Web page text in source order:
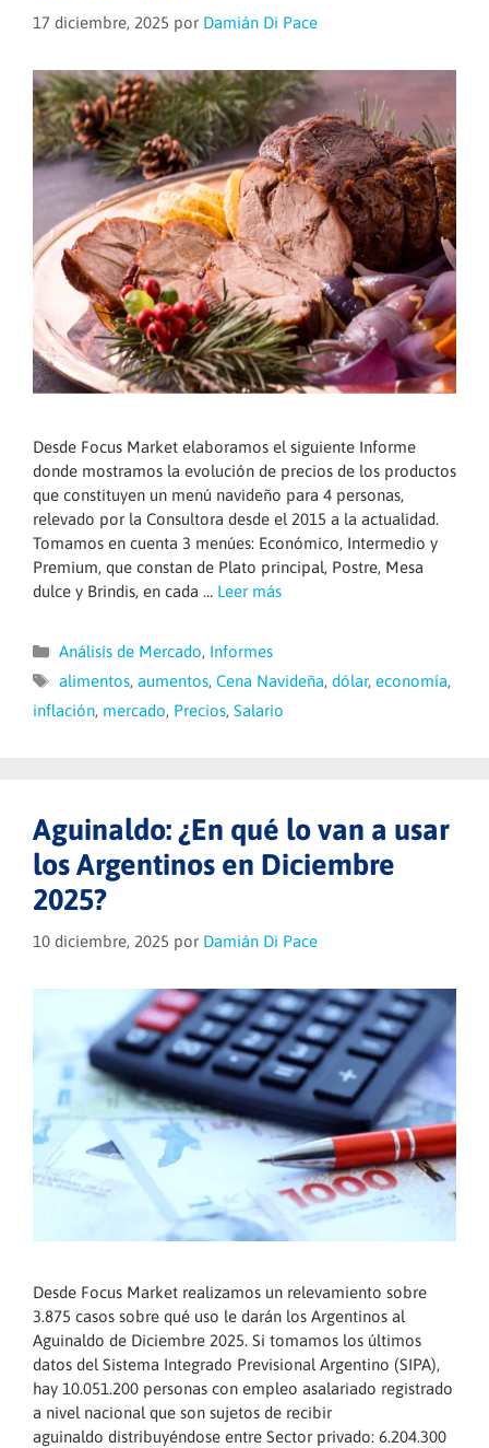
17 diciembre, 2025 por Damián Di Pace
Desde Focus Market elaboramos el siguiente Informe
donde mostramos la evolución de precios de los productos
que constituyen un menú navideño para 4 personas,
relevado por la Consultora desde el 2015 a la actualidad.
Tomamos en cuenta 3 menúes: Económico, Intermedio y
Premium, que constan de Plato principal, Postre, Mesa
dulce y Brindis, en cada … Leer más
Categorías
Análisis de Mercado, Informes
Etiquetas
alimentos, aumentos, Cena Navideña, dólar, economía,
inflación, mercado, Precios, Salario
Aguinaldo: ¿En qué lo van a usar
los Argentinos en Diciembre
2025?
10 diciembre, 2025 por Damián Di Pace
Desde Focus Market realizamos un relevamiento sobre
3.875 casos sobre qué uso le darán los Argentinos al
Aguinaldo de Diciembre 2025. Si tomamos los últimos
datos del Sistema Integrado Previsional Argentino (SIPA),
hay 10.051.200 personas con empleo asalariado registrado
a nivel nacional que son sujetos de recibir
aguinaldo distribuyéndose entre Sector privado: 6.204.300